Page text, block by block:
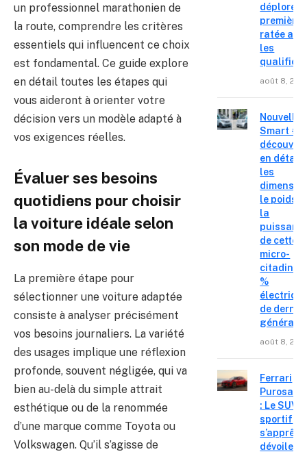
un professionnel marathonien de
la route, comprendre les critères
essentiels qui influencent ce choix
est fondamental. Ce guide explore
en détail toutes les étapes qui
vous aideront à orienter votre
décision vers un modèle adapté à
vos exigences réelles.
Évaluer ses besoins
quotidiens pour choisir
la voiture idéale selon
son mode de vie
La première étape pour
sélectionner une voiture adaptée
consiste à analyser précisément
vos besoins journaliers. La variété
des usages implique une réflexion
profonde, souvent négligée, qui va
bien au-delà du simple attrait
esthétique ou de la renommée
d’une marque comme Toyota ou
Volkswagen. Qu’il s’agisse de
déplore
première
ratée
les
août 8,
Nouvelle
Smart #2
en détail
les
le poids
la
de cette
micro-
citadine
%
de
août 8,
Ferrari
: Le SUV
sportif
s’apprête
dévoiler